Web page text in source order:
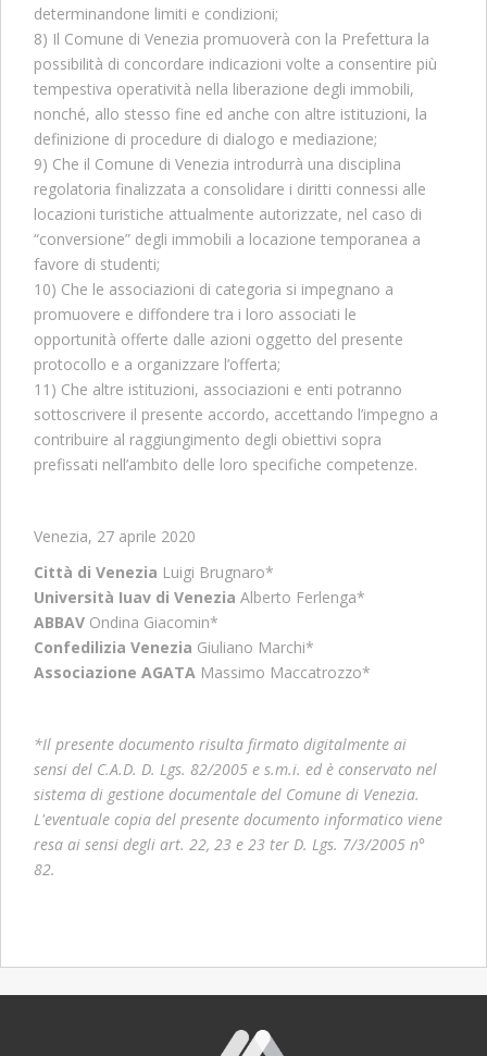
determinandone limiti e condizioni;
8) Il Comune di Venezia promuoverà con la Prefettura la
possibilità di concordare indicazioni volte a consentire più
tempestiva operatività nella liberazione degli immobili,
nonché, allo stesso fine ed anche con altre istituzioni, la
definizione di procedure di dialogo e mediazione;
9) Che il Comune di Venezia introdurrà una disciplina
regolatoria finalizzata a consolidare i diritti connessi alle
locazioni turistiche attualmente autorizzate, nel caso di
“conversione” degli immobili a locazione temporanea a
favore di studenti;
10) Che le associazioni di categoria si impegnano a
promuovere e diffondere tra i loro associati le
opportunità offerte dalle azioni oggetto del presente
protocollo e a organizzare l’offerta;
11) Che altre istituzioni, associazioni e enti potranno
sottoscrivere il presente accordo, accettando l’impegno a
contribuire al raggiungimento degli obiettivi sopra
prefissati nell’ambito delle loro specifiche competenze.
Venezia, 27 aprile 2020
Città di Venezia Luigi Brugnaro*
Università Iuav di Venezia Alberto Ferlenga*
ABBAV Ondina Giacomin*
Confedilizia Venezia Giuliano Marchi*
Associazione AGATA Massimo Maccatrozzo*
*Il presente documento risulta firmato digitalmente ai
sensi del C.A.D. D. Lgs. 82/2005 e s.m.i. ed è conservato nel
sistema di gestione documentale del Comune di Venezia.
L'eventuale copia del presente documento informatico viene
resa ai sensi degli art. 22, 23 e 23 ter D. Lgs. 7/3/2005 n°
82.